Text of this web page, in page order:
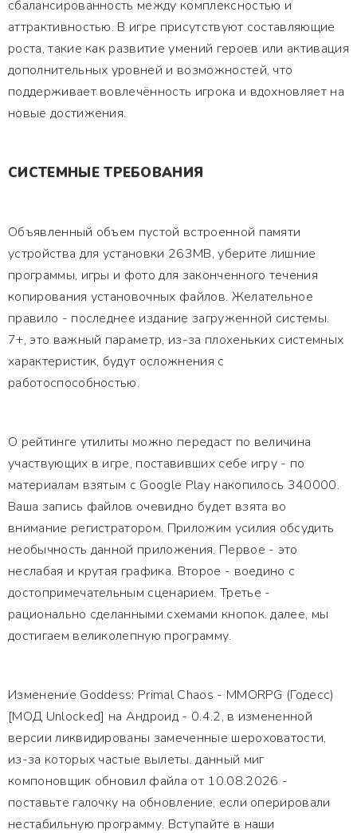
сбалансированность между комплексностью и
аттрактивностью. В игре присутствуют составляющие
роста, такие как развитие умений героев или активация
дополнительных уровней и возможностей, что
поддерживает вовлечённость игрока и вдохновляет на
новые достижения.
СИСТЕМНЫЕ ТРЕБОВАНИЯ
Объявленный объем пустой встроенной памяти
устройства для установки 263MB, уберите лишние
программы, игры и фото для законченного течения
копирования установочных файлов. Желательное
правило - последнее издание загруженной системы.
7+, это важный параметр, из-за плохеньких системных
характеристик, будут осложнения с
работоспособностью.
О рейтинге утилиты можно передаст по величина
участвующих в игре, поставивших себе игру - по
материалам взятым с Google Play накопилось 340000.
Ваша запись файлов очевидно будет взята во
внимание регистратором. Приложим усилия обсудить
необычность данной приложения. Первое - это
неслабая и крутая графика. Второе - воедино с
достопримечательным сценарием. Третье -
рационально сделанными схемами кнопок. далее, мы
достигаем великолепную программу.
Изменение Goddess: Primal Chaos - MMORPG (Годесс)
[МОД Unlocked] на Андроид - 0.4.2, в измененной
версии ликвидированы замеченные шероховатости,
из-за которых частые вылеты. данный миг
компоновщик обновил файла от 10.08.2026 -
поставьте галочку на обновление, если оперировали
нестабильную программу. Вступайте в наши